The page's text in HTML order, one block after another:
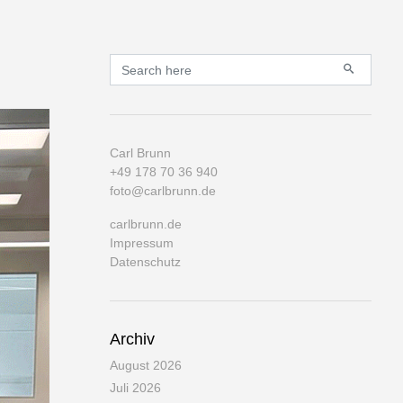
Primary
Search for:
Carl Brunn
+49 178 70 36 940
foto@carlbrunn.de
carlbrunn.de
Impressum
Datenschutz
Archiv
August 2026
Juli 2026